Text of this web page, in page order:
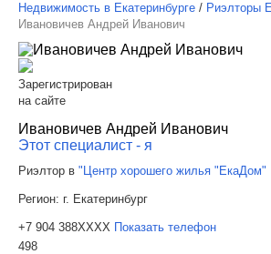
Недвижимость в Екатеринбурге / Риэлторы
Ивановичев Андрей Иванович
Зарегистрирован
на сайте
Ивановичев Андрей Иванович
Этот специалист - я
Риэлтор в "Центр хорошего жилья "ЕкаДом"
Регион: г. Екатеринбург
+7 904 388XXXX Показать телефон
498